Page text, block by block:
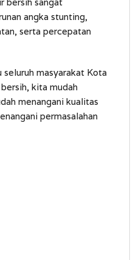
angka stunting,
serta percepatan
seluruh masyarakat Kota
kita mudah
menangani kualitas
permasalahan